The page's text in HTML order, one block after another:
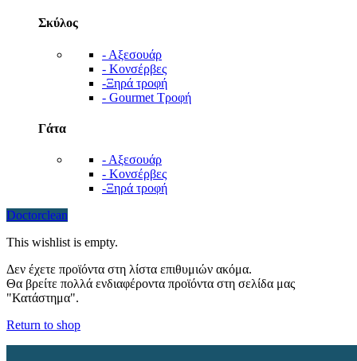
Σκύλος
- Αξεσουάρ
- Κονσέρβες
-Ξηρά τροφή
- Gourmet Τροφή
Γάτα
- Αξεσουάρ
- Κονσέρβες
-Ξηρά τροφή
Doctorclean
This wishlist is empty.
Δεν έχετε προϊόντα στη λίστα επιθυμιών ακόμα.
Θα βρείτε πολλά ενδιαφέροντα προϊόντα στη σελίδα μας
"Κατάστημα".
Return to shop